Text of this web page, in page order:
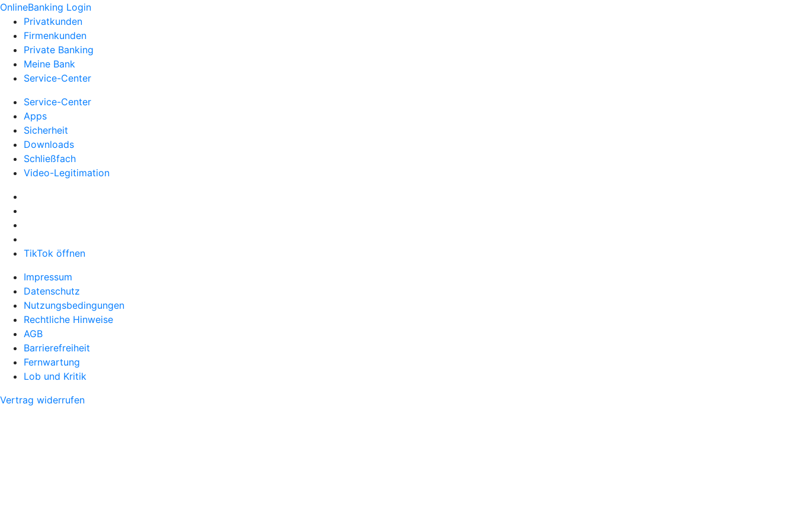
OnlineBanking Login
Privatkunden
Firmenkunden
Private Banking
Meine Bank
Service-Center
Service-Center
Apps
Sicherheit
Downloads
Schließfach
Video-Legitimation
TikTok öffnen
Impressum
Datenschutz
Nutzungsbedingungen
Rechtliche Hinweise
AGB
Barrierefreiheit
Fernwartung
Lob und Kritik
Vertrag widerrufen